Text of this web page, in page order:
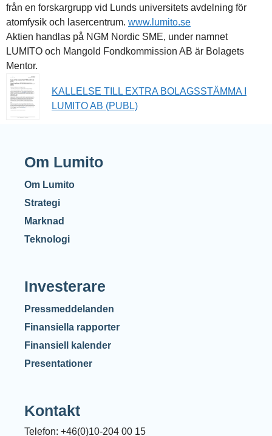
från en forskargrupp vid Lunds universitets avdelning för
atomfysik och lasercentrum. www.lumito.se
Aktien handlas på NGM Nordic SME, under namnet
LUMITO och Mangold Fondkommission AB är Bolagets
Mentor.
KALLELSE TILL EXTRA BOLAGSSTÄMMA I
LUMITO AB (PUBL)
Om Lumito
Om Lumito
Strategi
Marknad
Teknologi
Investerare
Pressmeddelanden
Finansiella rapporter
Finansiell kalender
Presentationer
Kontakt
Telefon: +46(0)10-204 00 15